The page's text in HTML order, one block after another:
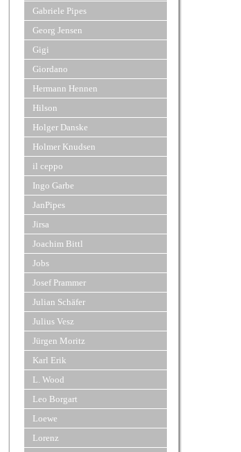
Gabriele Pipes
Georg Jensen
Gigi
Giordano
Hermann Hennen
Hilson
Holger Danske
Holmer Knudsen
il ceppo
Ingo Garbe
JanPipes
Jirsa
Joachim Bittl
Jobs
Josef Prammer
Julian Schäfer
Julius Vesz
Jürgen Moritz
Karl Erik
L. Wood
Leo Borgart
Loewe
Lorenz